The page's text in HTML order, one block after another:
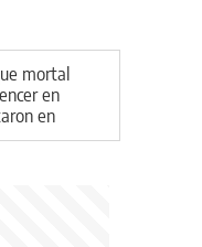
mortal
en
en